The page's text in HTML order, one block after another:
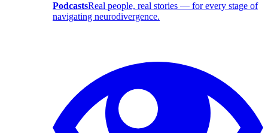
PodcastsReal people, real stories — for every stage of
navigating neurodivergence.